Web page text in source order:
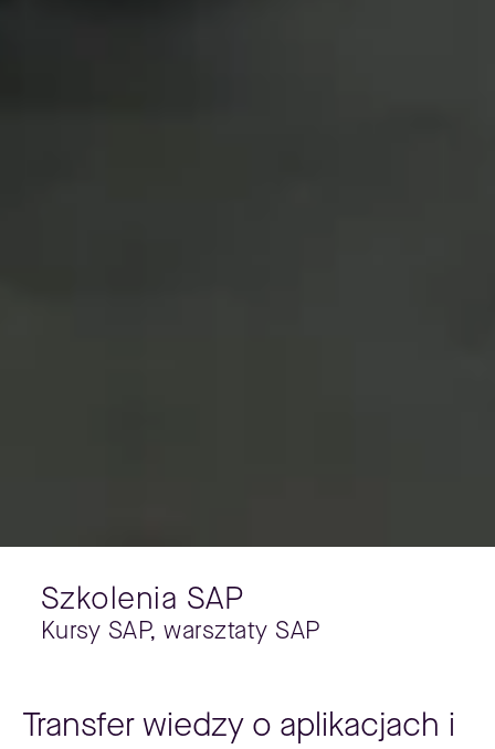
Szkolenia SAP
Kursy SAP, warsztaty SAP
Transfer wiedzy o aplikacjach i